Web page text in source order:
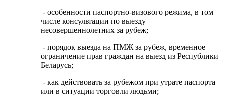
- особенности паспортно-визового режима, в том
числе консультации по выезду
несовершеннолетних за рубеж;
- порядок выезда на ПМЖ за рубеж, временное
ограничение прав граждан на выезд из Республики
Беларусь;
- как действовать за рубежом при утрате паспорта
или в ситуации торговли людьми;